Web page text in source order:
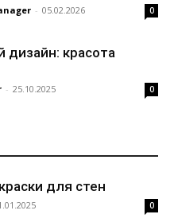
- 05.02.2026 0
красота
- 25.10.2025 0
для стен
0